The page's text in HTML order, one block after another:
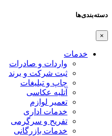
دسته‌بندی‌ها
×
خدمات
واردات و صادرات
ثبت شرکت و برند
چاپ و تبلیغات
آتلیه عکاسی
تعمیر لوازم
خدمات اداری
تفریح و سرگرمی
خدمات بازرگانی